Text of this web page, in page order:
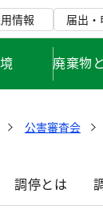
情報 届出
廃棄物
公害審査会
調停とは